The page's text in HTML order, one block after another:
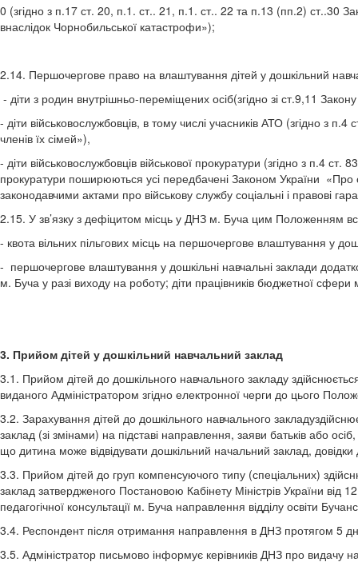
0 (згідно з п.17 ст. 20, п.1. ст.. 21, п.1. ст.. 22 та п.13 (пп.2) ст..30
внаслідок Чорнобильської катастрофи»);
2.14. Першочергове право на влаштування дітей у дошкільний
- діти з родин внутрішньо-переміщених осіб(згідно зі ст.9,11
- діти військовослужбовців, в тому числі учасників АТО (згідно з
членів їх сімей»),
- діти військовослужбовців військової прокуратури (згідно з п.4
прокуратури поширюються усі передбачені Законом України «Про
законодавчими актами про військову службу соціальні і правові
2.15. У зв’язку з дефіцитом місць у ДНЗ м. Буча цим Положенням
- квота вільних пільгових місць на першочергове влаштування у
- першочергове влаштування у дошкільні навчальні заклади
м. Буча у разі виходу на роботу; діти працівників бюджетної сфери
3. Прийом дітей у дошкільний навчальний заклад
3.1. Прийом дітей до дошкільного навчального закладу
виданого Адміністратором згідно електронної черги до цього
3.2. Зарахування дітей до дошкільного навчального
заклад (зі змінами) на підставі направлення, заяви батьків або
що дитина може відвідувати дошкільний начальний заклад,
3.3. Прийом дітей до груп компенсуючого типу (спеціальних)
заклад затвердженого Постановою Кабінету Міністрів України
педагогічної консультації м. Буча направлення відділу освіти
3.4. Респондент після отримання направлення в ДНЗ протягом 5
3.5. Адміністратор письмово інформує керівників ДНЗ про видачу